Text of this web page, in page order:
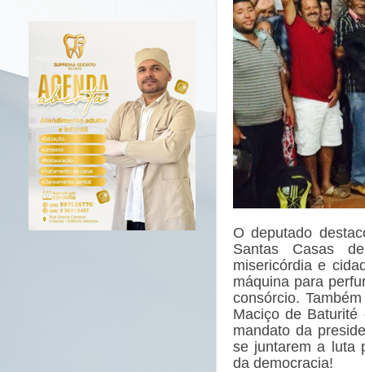
O deputado
Santas Casas
misericórdia e
máquina para
consórcio.
Maciço de
mandato da
se juntarem a luta
da democracia!